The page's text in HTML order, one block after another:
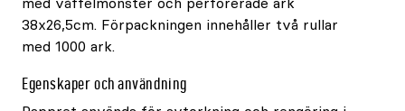
38x26,5cm. Förpackningen innehåller två rullar
med 1000 ark.
Egenskaper och användning